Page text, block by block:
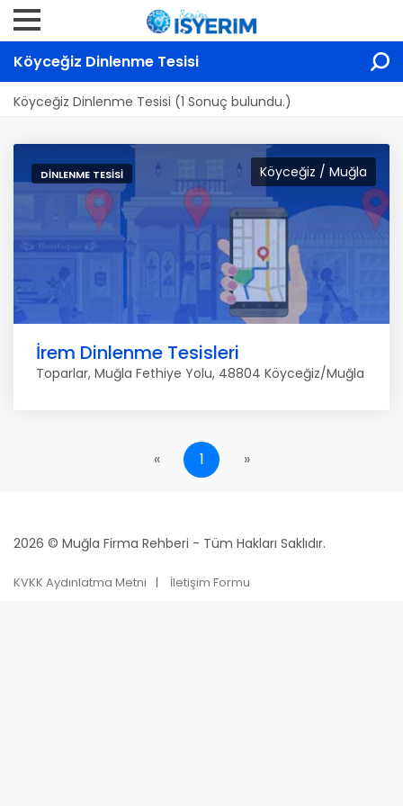
Köyceğiz Dinlenme Tesisi
Köyceğiz Dinlenme Tesisi (1 Sonuç bulundu.)
Köyceğiz / Muğla
DINLENME TESISI
İrem Dinlenme Tesisleri
Toparlar, Muğla Fethiye Yolu, 48804 Köyceğiz/Muğla
« 1 »
2026 © Muğla Firma Rehberi - Tüm Hakları Saklıdır.
KVKK Aydınlatma Metni İletişim Formu